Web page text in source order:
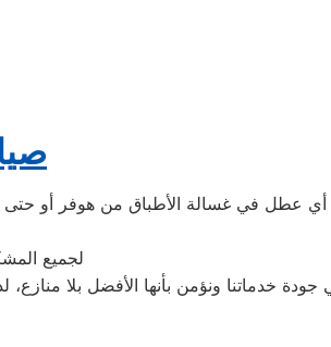
أي عطل في غسالة الأطباق من هوفر أو حتى
لجميع
خدماتنا ونؤمن بأنها الأفضل بلا منازع،